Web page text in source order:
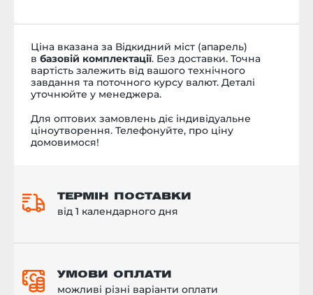
Ціна вказана за Відкидний міст (апарель)
в базовій комплектації. Без доставки. Точна
вартість залежить від вашого технічного
завдання та поточного курсу валют. Деталі
уточнюйте у менеджера.
Для оптових замовлень діє індивідуальне
ціноутворення. Телефонуйте, про ціну
домовимося!
ТЕРМІН ПОСТАВКИ
від 1 календарного дня
УМОВИ ОПЛАТИ
можливі різні варіанти оплати